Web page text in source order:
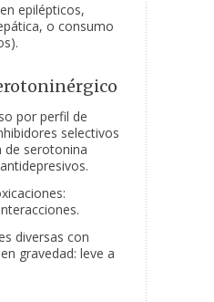
epilépticos,
o consumo
por perfil de
selectivos
de serotonina
diversas con
gravedad: leve a